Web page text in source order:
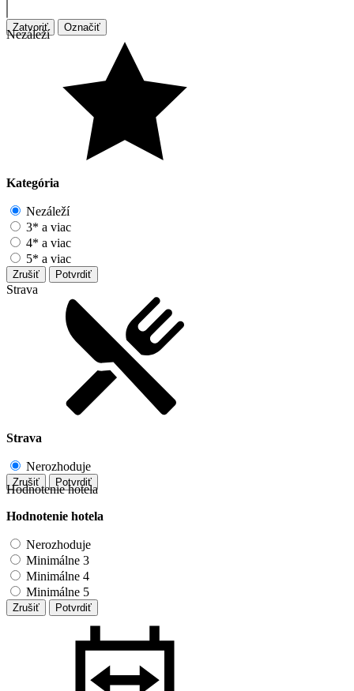
Zatvoriť Označiť
Nezáleží
Kategória
Nezáleží
3* a viac
4* a viac
5* a viac
Zrušiť Potvrdiť
Strava
Strava
Nerozhoduje
Zrušiť Potvrdiť
Hodnotenie hotela
Hodnotenie hotela
Nerozhoduje
Minimálne 3
Minimálne 4
Minimálne 5
Zrušiť Potvrdiť